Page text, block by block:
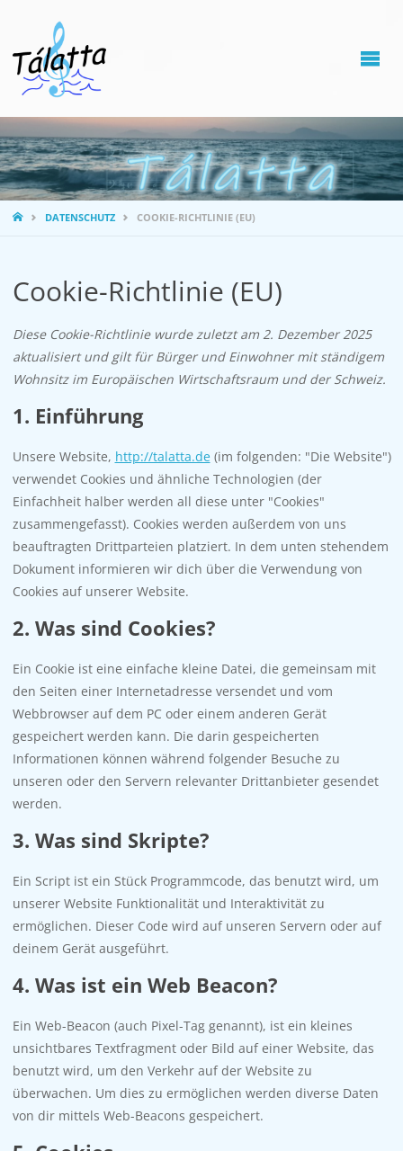
STARTSEITE
DATENSCHUTZ COOKIE-RICHTLINIE (EU)
Cookie-Richtlinie (EU)
Diese Cookie-Richtlinie wurde zuletzt am 2. Dezember 2025
aktualisiert und gilt für Bürger und Einwohner mit ständigem
Wohnsitz im Europäischen Wirtschaftsraum und der Schweiz.
1. Einführung
Unsere Website, http://talatta.de(im folgenden: "Die Website")
verwendet Cookies und ähnliche Technologien (der
Einfachheit halber werden all diese unter "Cookies"
zusammengefasst). Cookies werden außerdem von uns
beauftragten Drittparteien platziert. In dem unten stehendem
Dokument informieren wir dich über die Verwendung von
Cookies auf unserer Website.
2. Was sind Cookies?
Ein Cookie ist eine einfache kleine Datei, die gemeinsam mit
den Seiten einer Internetadresse versendet und vom
Webbrowser auf dem PC oder einem anderen Gerät
gespeichert werden kann. Die darin gespeicherten
Informationen können während folgender Besuche zu
unseren oder den Servern relevanter Drittanbieter gesendet
werden.
3. Was sind Skripte?
Ein Script ist ein Stück Programmcode, das benutzt wird, um
unserer Website Funktionalität und Interaktivität zu
ermöglichen. Dieser Code wird auf unseren Servern oder auf
deinem Gerät ausgeführt.
4. Was ist ein Web Beacon?
Ein Web-Beacon (auch Pixel-Tag genannt), ist ein kleines
unsichtbares Textfragment oder Bild auf einer Website, das
benutzt wird, um den Verkehr auf der Website zu
überwachen. Um dies zu ermöglichen werden diverse Daten
von dir mittels Web-Beacons gespeichert.